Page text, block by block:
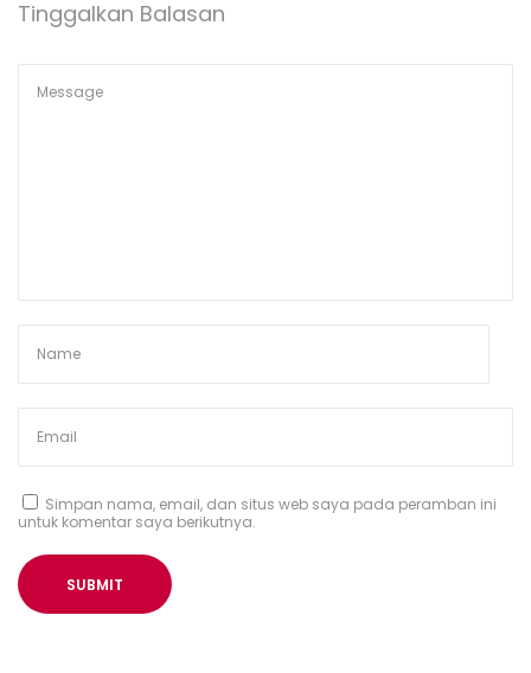
Tinggalkan Balasan
Simpan nama, email, dan situs web saya pada peramban ini
untuk komentar saya berikutnya.